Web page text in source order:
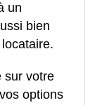
un
bien
sur votre
options